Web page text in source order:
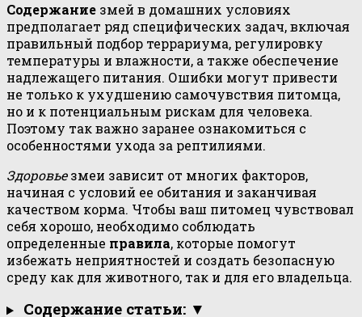
Содержание змей в домашних условиях
предполагает ряд специфических задач, включая
правильный подбор террариума, регулировку
температуры и влажности, а также обеспечение
надлежащего питания. Ошибки могут привести
не только к ухудшению самочувствия питомца,
но и к потенциальным рискам для человека.
Поэтому так важно заранее ознакомиться с
особенностями ухода за рептилиями.
Здоровьезмеи зависит от многих факторов,
начиная с условий ее обитания и заканчивая
качеством корма. Чтобы ваш питомец чувствовал
себя хорошо, необходимо соблюдать
определенные правила, которые помогут
избежать неприятностей и создать безопасную
среду как для животного, так и для его владельца.
Содержание статьи: ▼